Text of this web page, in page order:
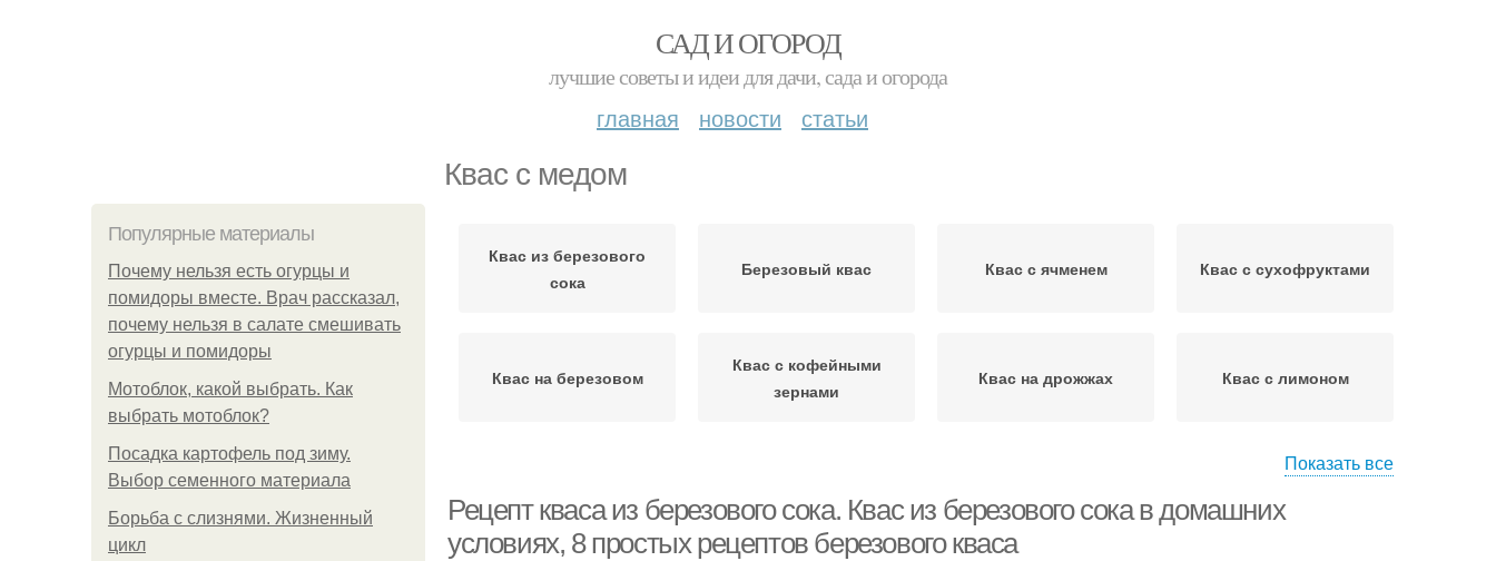
САД И ОГОРОД
лучшие советы и идеи для дачи, сада и огорода
главная новости статьи
Квас с медом
Популярные материалы
Почему нельзя есть огурцы и
помидоры вместе. Врач рассказал,
почему нельзя в салате смешивать
огурцы и помидоры
Мотоблок, какой выбрать. Как
выбрать мотоблок?
Посадка картофель под зиму.
Выбор семенного материала
Борьба с слизнями. Жизненный
цикл
Квас из березового
сока
Березовый квас Квас с ячменем Квас с сухофруктами
Квас на березовом
Квас с кофейными
зернами
Квас на дрожжах Квас с лимоном
Показать все
Рецепт кваса из березового сока. Квас из березового сока в домашних
условиях, 8 простых рецептов березового кваса